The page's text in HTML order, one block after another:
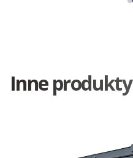
Inne produkty